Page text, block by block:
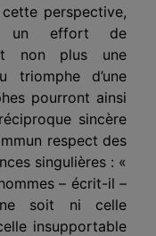
perspective,
un effort de
non plus une
triomphe d’une
pourront ainsi
sincère
respect des
singulières : «
– écrit-il –
ne soit ni celle
insupportable